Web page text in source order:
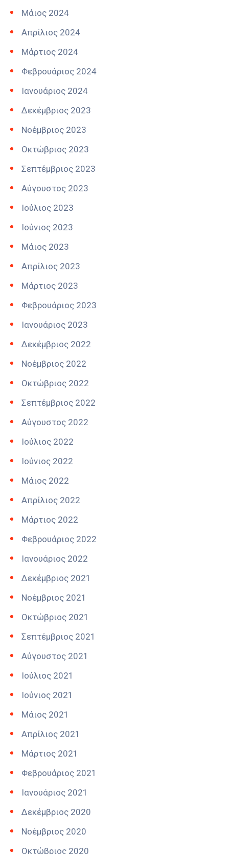
Μάιος 2024
Απρίλιος 2024
Μάρτιος 2024
Φεβρουάριος 2024
Ιανουάριος 2024
Δεκέμβριος 2023
Νοέμβριος 2023
Οκτώβριος 2023
Σεπτέμβριος 2023
Αύγουστος 2023
Ιούλιος 2023
Ιούνιος 2023
Μάιος 2023
Απρίλιος 2023
Μάρτιος 2023
Φεβρουάριος 2023
Ιανουάριος 2023
Δεκέμβριος 2022
Νοέμβριος 2022
Οκτώβριος 2022
Σεπτέμβριος 2022
Αύγουστος 2022
Ιούλιος 2022
Ιούνιος 2022
Μάιος 2022
Απρίλιος 2022
Μάρτιος 2022
Φεβρουάριος 2022
Ιανουάριος 2022
Δεκέμβριος 2021
Νοέμβριος 2021
Οκτώβριος 2021
Σεπτέμβριος 2021
Αύγουστος 2021
Ιούλιος 2021
Ιούνιος 2021
Μάιος 2021
Απρίλιος 2021
Μάρτιος 2021
Φεβρουάριος 2021
Ιανουάριος 2021
Δεκέμβριος 2020
Νοέμβριος 2020
Οκτώβριος 2020